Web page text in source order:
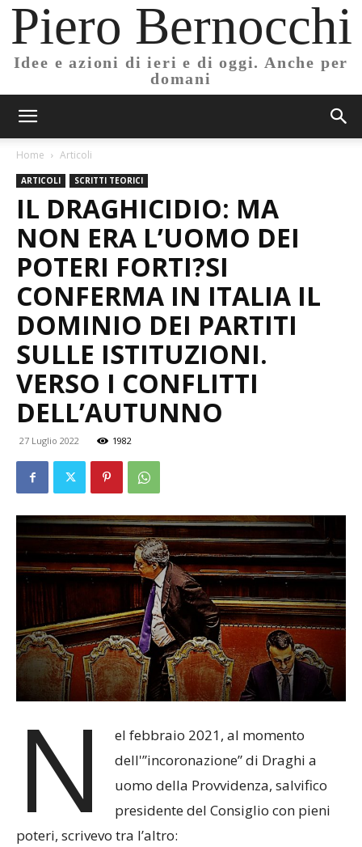
Piero Bernocchi
Idee e azioni di ieri e di oggi. Anche per
domani
Home Articoli
ARTICOLI SCRITTI TEORICI
IL DRAGHICIDIO: MA
NON ERA L’UOMO DEI
POTERI FORTI?SI
CONFERMA IN ITALIA IL
DOMINIO DEI PARTITI
SULLE ISTITUZIONI.
VERSO I CONFLITTI
DELL’AUTUNNO
27 Luglio 2022 1982
N
el febbraio 2021, al momento
dell'”incoronazione” di Draghi a
uomo della Provvidenza, salvifico
presidente del Consiglio con pieni
poteri, scrivevo tra l’altro: